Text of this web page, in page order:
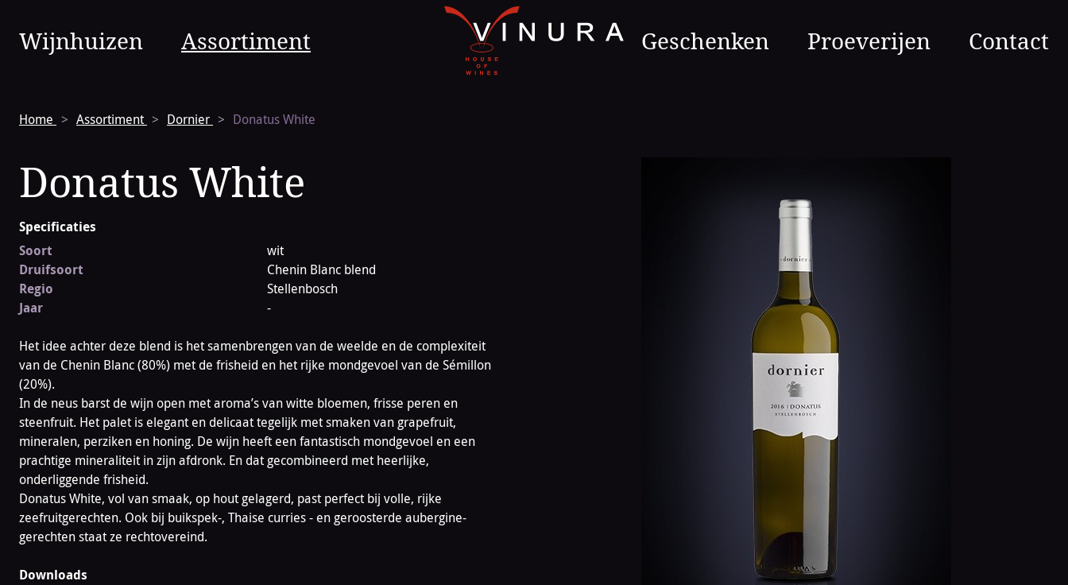
Vinura
Navigatie
Wijnhuizen Assortiment
homepage
Geschenken Proeverijen Contact
Home Assortiment Dornier Donatus White
Donatus White
Specificaties
Soort
wit
Druifsoort
Chenin Blanc blend
Regio
Stellenbosch
Jaar
-
Het idee achter deze blend is het samenbrengen van de weelde en de complexiteit
van de Chenin Blanc (80%) met de frisheid en het rijke mondgevoel van de Sémillon
(20%).
In de neus barst de wijn open met aroma’s van witte bloemen, frisse peren en
steenfruit. Het palet is elegant en delicaat tegelijk met smaken van grapefruit,
mineralen, perziken en honing. De wijn heeft een fantastisch mondgevoel en een
prachtige mineraliteit in zijn afdronk. En dat gecombineerd met heerlijke,
onderliggende frisheid.
Donatus White, vol van smaak, op hout gelagerd, past perfect bij volle, rijke
zeefruitgerechten. Ook bij buikspek-, Thaise curries - en geroosterde aubergine-
gerechten staat ze rechtovereind.
Downloads